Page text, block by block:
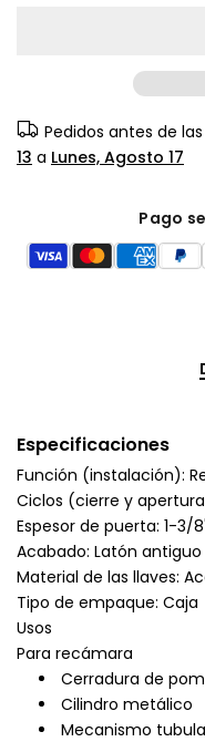
Pedidos antes de
13 a Lunes, Agosto 17
Pago
Especificaciones
Función (instalación):
Ciclos (cierre y
Espesor de puerta: 1-
Acabado: Latón antiguo
Material de las llaves:
Tipo de empaque: Caja
Usos
Para recámara
Cerradura de
Cilindro metálico
Mecanismo